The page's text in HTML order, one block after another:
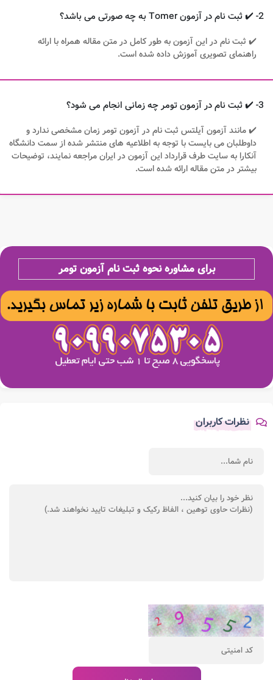
2- ✔️ ثبت نام در آزمون Tomer به چه صورتی می باشد؟
✔️ ثبت نام در این آزمون به طور کامل در متن مقاله همراه با ارائه
راهنمای تصویری آموزش داده شده است.
3- ✔️ ثبت نام در آزمون تومر چه زمانی انجام می شود؟
✔️ مانند آزمون آیلتس ثبت نام در آزمون تومر زمان مشخصی ندارد و
داوطلبان می بایست با توجه به اطلاعیه های منتشر شده از سمت دانشگاه
آنکارا به سایت طرف قرارداد این آزمون در ایران مراجعه نمایند، توضیحات
بیشتر در متن مقاله ارائه شده است.
برای مشاوره نحوه ثبت نام آزمون تومر
نظرات کاربران